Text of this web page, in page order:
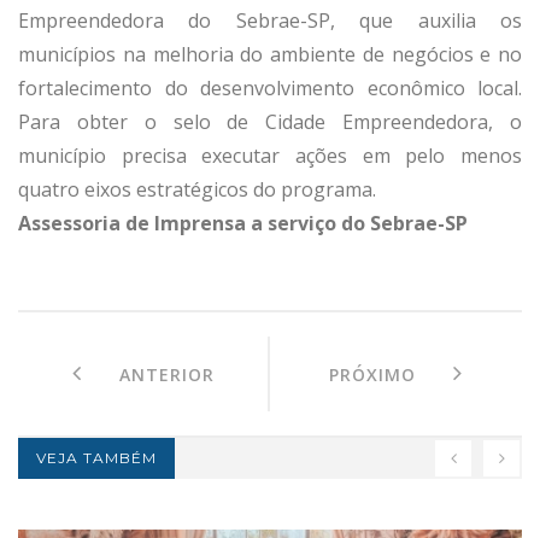
Empreendedora do Sebrae-SP, que auxilia os
municípios na melhoria do ambiente de negócios e no
fortalecimento do desenvolvimento econômico local.
Para obter o selo de Cidade Empreendedora, o
município precisa executar ações em pelo menos
quatro eixos estratégicos do programa.
Assessoria de Imprensa a serviço do Sebrae-SP
ANTERIOR PRÓXIMO
VEJA TAMBÉM